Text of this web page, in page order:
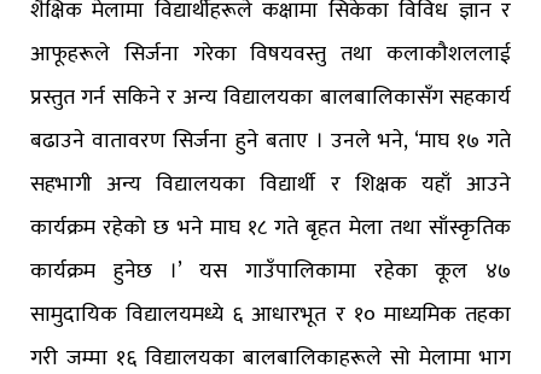
शैक्षिक मेलामा विद्यार्थीहरूले कक्षामा सिकेका विविध ज्ञान र
आफूहरूले सिर्जना गरेका विषयवस्तु तथा कलाकौशललाई
प्रस्तुत गर्न सकिने र अन्य विद्यालयका बालबालिकासँग सहकार्य
बढाउने वातावरण सिर्जना हुने बताए । उनले भने, ‘माघ १७ गते
सहभागी अन्य विद्यालयका विद्यार्थी र शिक्षक यहाँ आउने
कार्यक्रम रहेको छ भने माघ १८ गते बृहत मेला तथा साँस्कृतिक
कार्यक्रम हुनेछ ।’ यस गाउँपालिकामा रहेका कूल ४७
सामुदायिक विद्यालयमध्ये ६ आधारभूत र १० माध्यमिक तहका
गरी जम्मा १६ विद्यालयका बालबालिकाहरूले सो मेलामा भाग